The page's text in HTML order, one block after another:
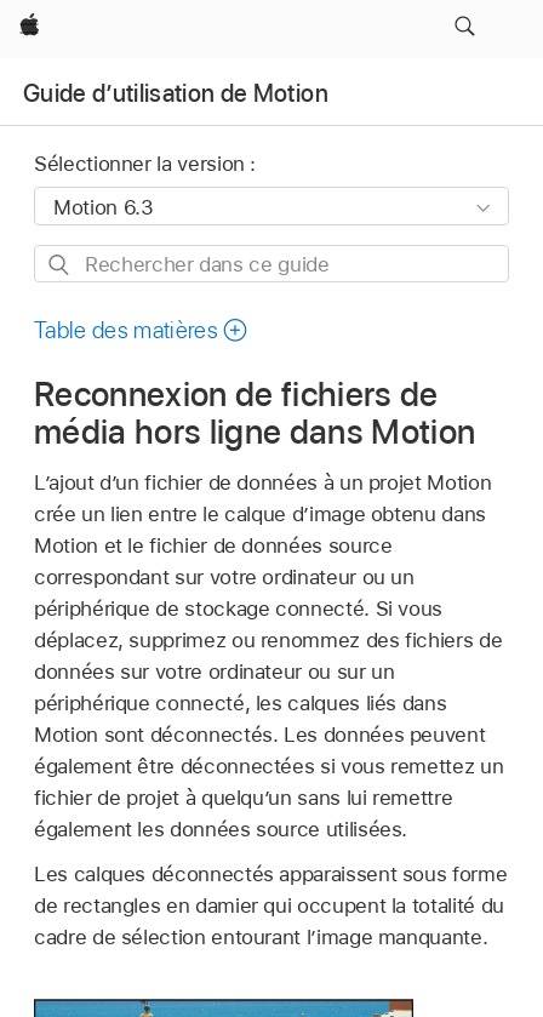
Apple
Guide d’utilisation de Motion
Sélectionner la version :
Rechercher
ce
Table des matières
Reconnexion de fichiers de
média hors ligne dans Motion
L’ajout d’un fichier de données à un projet Motion
crée un lien entre le calque d’image obtenu dans
Motion et le fichier de données source
correspondant sur votre ordinateur ou un
périphérique de stockage connecté. Si vous
déplacez, supprimez ou renommez des fichiers de
données sur votre ordinateur ou sur un
périphérique connecté, les calques liés dans
Motion sont déconnectés. Les données peuvent
également être déconnectées si vous remettez un
fichier de projet à quelqu’un sans lui remettre
également les données source utilisées.
Les calques déconnectés apparaissent sous forme
de rectangles en damier qui occupent la totalité du
cadre de sélection entourant l’image manquante.